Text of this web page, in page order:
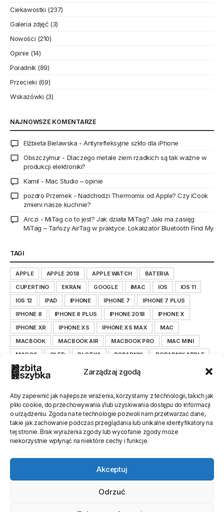
Zarządzaj zgodą
Aby zapewnić jak najlepsze wrażenia, korzystamy z technologii, takich jak
pliki cookie, do przechowywania i/lub uzyskiwania dostępu do informacji
o urządzeniu. Zgoda na te technologie pozwoli nam przetwarzać dane,
takie jak zachowanie podczas przeglądania lub unikalne identyfikatory na
tej stronie. Brak wyrażenia zgody lub wycofanie zgody może
niekorzystnie wpłynąć na niektóre cechy i funkcje.
Akceptuj
Odrzuć
Ciekawostki (237)
Galeria zdjęć(3)
Nowości (210)
Opinie (14)
Poradnik(89)
Przecieki (69)
Wskazówki (3)
NAJNOWSZE KOMENTARZE
Elżbieta Bielawska -Antyrefleksyjne szkło dla iPhone
Obszczymur- Dlaczego metale ziem rzadkich są tak ważne w
produkcji elektroniki?
Kamil - Mac Studio – opinie
pozdro Przemek- Nadchodzi Thermomix od Apple? Czy iCook
zmieni nasze kuchnie?
Arczi - MiTag co to jest? Jak działa MiTag? Jaki ma zasięg
MiTag – Tańszy AirTag w praktyce. Lokalizator Bluetooth Find My
TAGI
APPLE APPLE 2018 APPLE WATCH
BATERIA
CUPERTINO
EKRAN GOOGLE IMAC IOS
IOS 11
IOS 12
IPAD IPHONE IPHONE 7
IPHONE 7 PLUS
IPHONE 8
IPHONE 8 PLUS IPHONE 2018
IPHONE X
IPHONE XR
IPHONE XS IPHONE XS MAX
MAC
MACBOOK
MACBOOK AIR MACBOOK PRO
MAC MINI
MACOS
OLED PLOTKA PORADNIK
PORADNIK APPLE
PORADNIK IOS
PORADNIK IPHONE
PORADNIK ZBITASZYBKA.PL
SMARTFON
TIM COOK WYŚWIETLACZ
XIAOMI
XIAOMILEPSZE
XIAOMI POLSKA
ZBITASZYBKA
ZBITASZYBKA.PL